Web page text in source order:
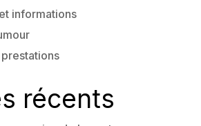
informations
récents